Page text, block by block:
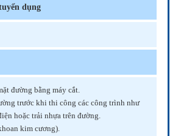
dụng
đường bằng máy cắt.
trước khi thi công các công trình như
hoặc trải nhựa trên đường.
kim cương).